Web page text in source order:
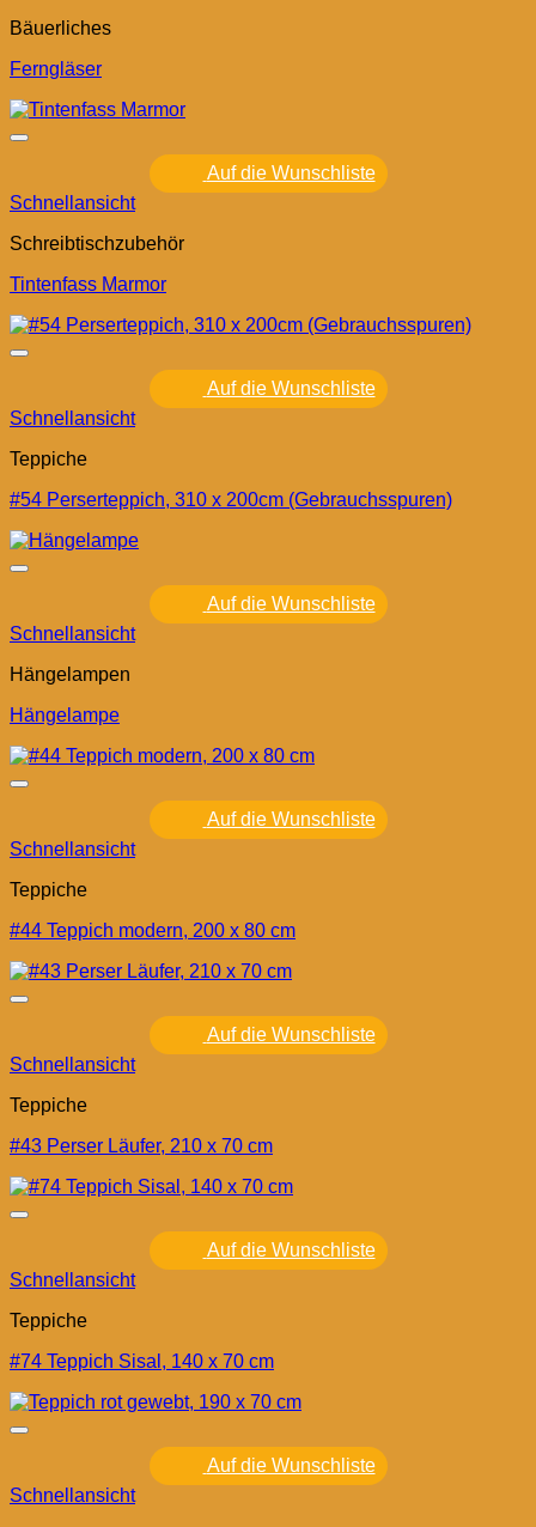
Bäuerliches
Ferngläser
Auf die Wunschliste
Schnellansicht
Schreibtischzubehör
Tintenfass Marmor
Auf die Wunschliste
Schnellansicht
Teppiche
#54 Perserteppich, 310 x 200cm (Gebrauchsspuren)
Auf die Wunschliste
Schnellansicht
Hängelampen
Hängelampe
Auf die Wunschliste
Schnellansicht
Teppiche
#44 Teppich modern, 200 x 80 cm
Auf die Wunschliste
Schnellansicht
Teppiche
#43 Perser Läufer, 210 x 70 cm
Auf die Wunschliste
Schnellansicht
Teppiche
#74 Teppich Sisal, 140 x 70 cm
Auf die Wunschliste
Schnellansicht